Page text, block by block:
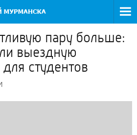
пару больше:
выездную
студентов